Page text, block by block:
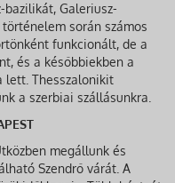
Galeriusz-
során számos
funkcionált, de a
és a későbbiek­ben a
lett. Thesszalonikit
a szerbiai szállásunkra.
megállunk és
Szendrő várát. A